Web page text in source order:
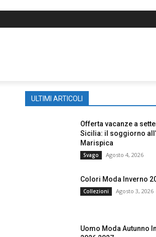
ULTIMI ARTICOLI
Offerta vacanze a
Sicilia: il soggiorno
Marispica
Svago Agosto 4, 2026
Colori Moda Inverno
Collezioni Agosto 3, 2026
Uomo Moda Autunno